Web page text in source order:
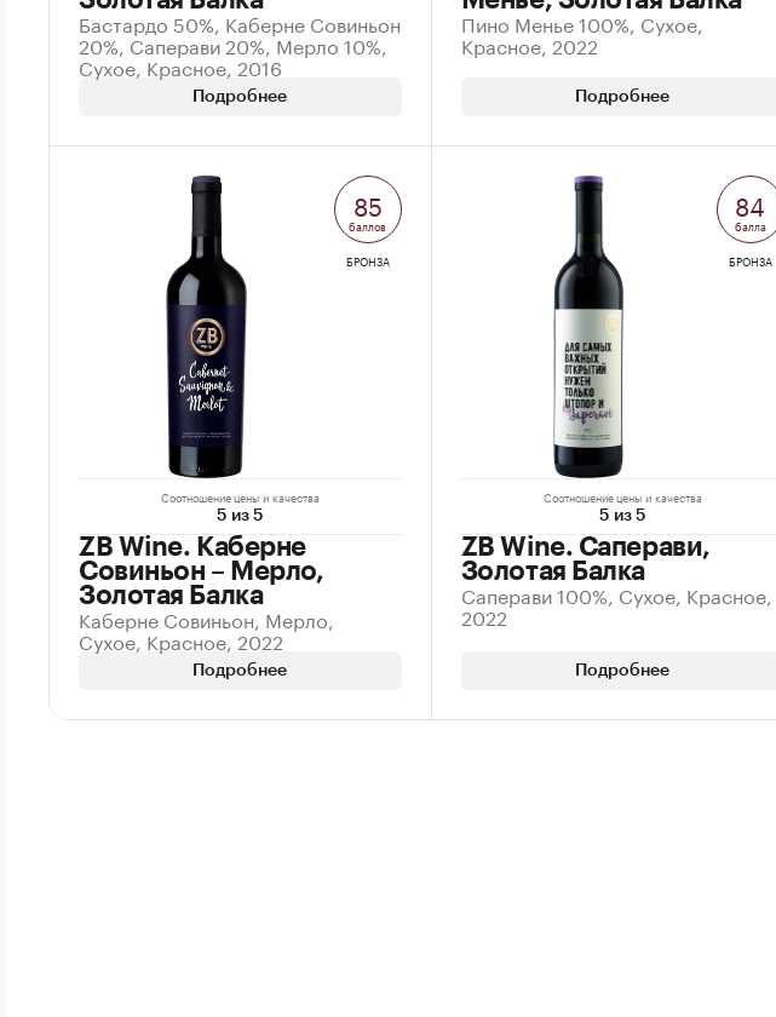
Бастардо 50%, Каберне Совиньон
20%, Саперави 20%, Мерло 10%,
Сухое, Красное, 2016
Подробнее
Пино Менье 100%, Сухое,
Красное, 2022
Подробнее
Соотношение цены и качества
5 из 5
ZB Wine. Каберне
Совиньон – Мерло,
Золотая Балка
Каберне Совиньон, Мерло,
Сухое, Красное, 2022
Подробнее
85
баллов
БРОНЗА
Соотношение цены и качества
5 из 5
ZB Wine. Саперави,
Золотая Балка
Саперави 100%, Сухое, Красное,
2022
Подробнее
84
балла
БРОНЗА